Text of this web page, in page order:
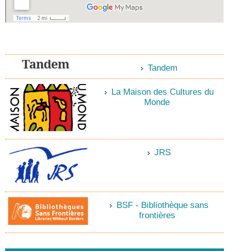
Tandem
La Maison des Cultures du
Monde
JRS
BSF - Bibliothèque sans
frontières